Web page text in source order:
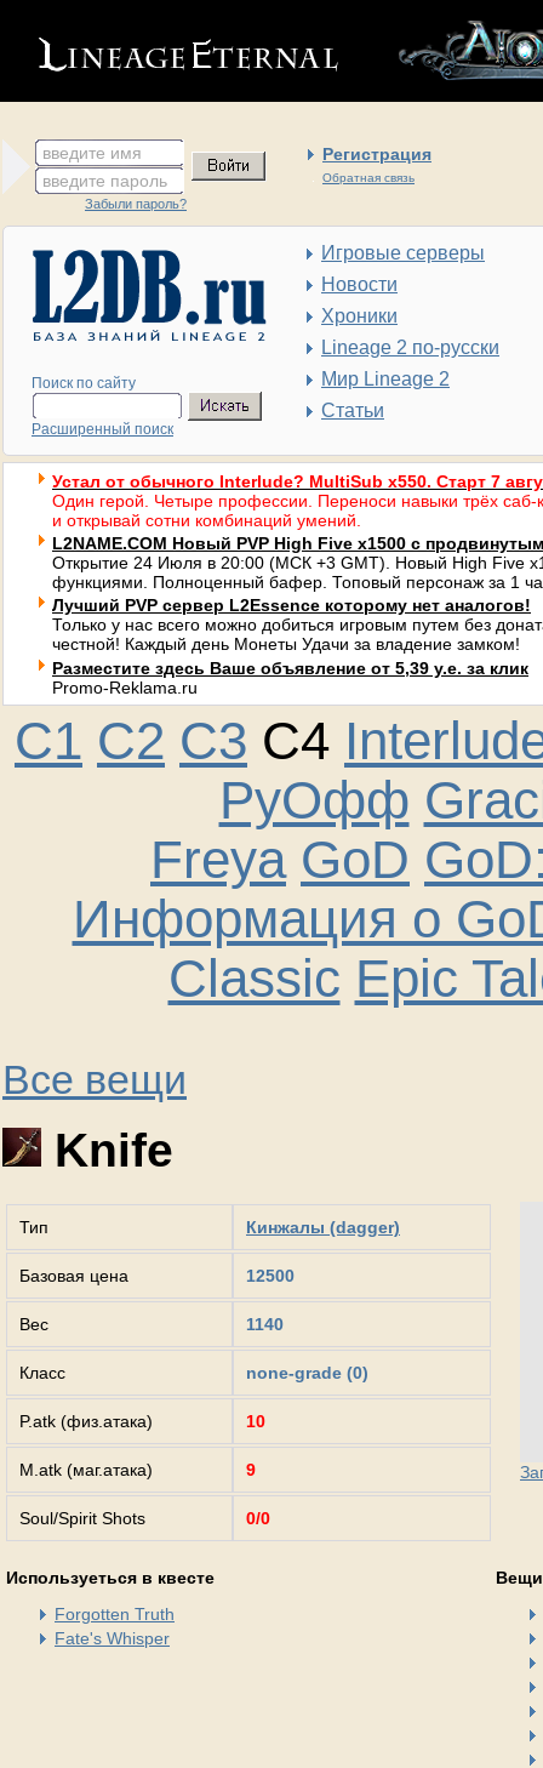
введите имя Регистрация
Обратная связь
введите пароль
Забыли пароль?
Поиск по сайту
Расширенный поиск
Игровые серверы
Новости
Хроники
Lineage 2 по-русски
Мир Lineage 2
Статьи
Устал от обычного Interlude? MultiSub x550. Старт 7
Один герой. Четыре профессии. Переноси навыки трёх саб-
и открывай сотни комбинаций умений.
L2NAME.COM Новый PVP High Five x1500 с
Открытие 24 Июля в 20:00 (МСК +3 GMT). Новый High Five
функциями. Полноценный бафер. Топовый персонаж за 1
Лучший PVP сервер L2Essence которому нет аналогов!
Только у нас всего можно добиться игровым путем без
честной! Каждый день Монеты Удачи за владение замком!
Разместите здесь Ваше объявление от 5,39 у.е. за клик
Promo-Reklama.ru
C1 C2 C3 C4
РуОфф
Freya GoD
Информация о
Classic Epic
Все вещи
Knife
Тип Кинжалы (dagger)
Базовая цена 12500
Вес 1140
Класс none-grade (0)
P.atk (физ.атака) 10
M.atk (маг.атака) 9
Soul/Spirit Shots 0/0
Используеться в квесте
Forgotten Truth
Fate's Whisper